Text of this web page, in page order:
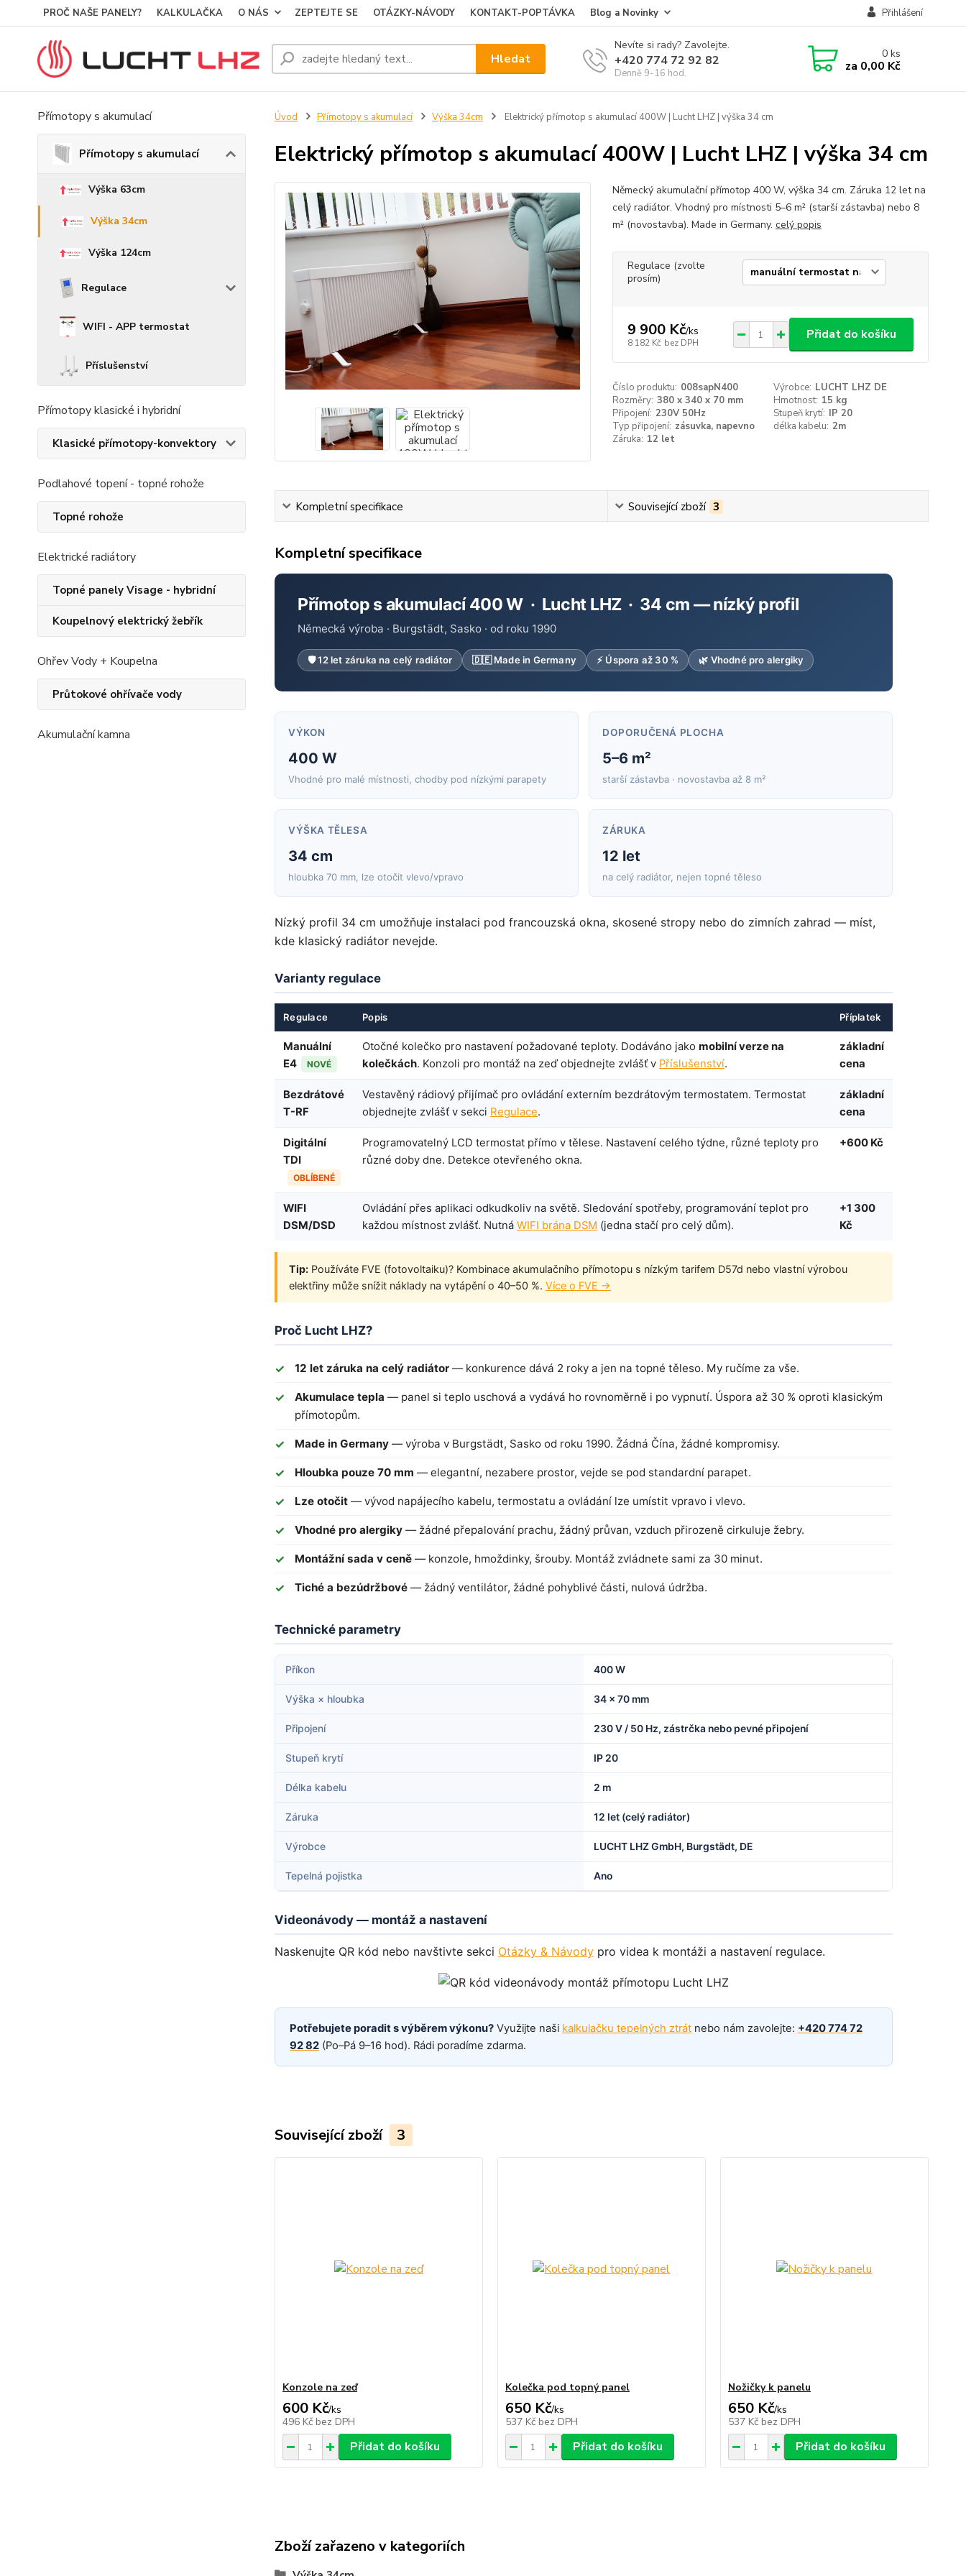
PROČ NAŠE PANELY? KALKULAČKA O NÁS ZEPTEJTE SE OTÁZKY-NÁVODY KONTAKT-POPTÁVKA Blog a Novinky Přihlášení
Hledat
Nevíte si rady? Zavolejte.
+420 774 72 92 82
Denně 9-16 hod.
0ks
za 0,00 Kč
Přímotopy s akumulací
Přímotopy s akumulací
Výška 63cm
Výška 34cm
Výška 124cm
Regulace
WIFI - APP termostat
Příslušenství
Přímotopy klasické i hybridní
Klasické přímotopy-konvektory
Podlahové topení - topné rohože
Topné rohože
Elektrické radiátory
Topné panely Visage - hybridní
Koupelnový elektrický žebřík
Ohřev Vody + Koupelna
Průtokové ohřívače vody
Akumulační kamna
Úvod Přímotopy s akumulací Výška 34cm Elektrický přímotop s akumulací 400W | Lucht LHZ | výška 34 cm
Elektrický přímotop s akumulací 400W | Lucht LHZ | výška 34 cm
Německý akumulační přímotop 400 W, výška 34 cm. Záruka 12 let na
celý radiátor. Vhodný pro místnosti 5–6 m² (starší zástavba) nebo 8
m² (novostavba). Made in Germany. celý popis
Regulace (zvolte
prosím)
9 900 Kč/ks
8 182 Kč bez DPH
Přidat do košíku
Číslo produktu: 008sapN400 Výrobce: LUCHT LHZ DE
Rozměry: 380 x 340 x 70 mm Hmotnost: 15 kg
Připojení: 230V 50Hz Stupeň krytí: IP 20
Typ připojení: zásuvka, napevno délka kabelu: 2m
Záruka: 12 let
Kompletní specifikace Související zboží 3
Kompletní specifikace
Přímotop s akumulací 400 W · Lucht LHZ · 34 cm — nízký profil
Německá výroba · Burgstädt, Sasko · od roku 1990
🛡 12 let záruka na celý radiátor 🇩🇪 Made in Germany ⚡ Úspora až 30 % 🌿 Vhodné pro alergiky
VÝKON
400 W
Vhodné pro malé místnosti, chodby pod nízkými parapety
DOPORUČENÁ PLOCHA
5–6 m²
starší zástavba · novostavba až 8 m²
VÝŠKA TĚLESA
34 cm
hloubka 70 mm, lze otočit vlevo/vpravo
ZÁRUKA
12 let
na celý radiátor, nejen topné těleso
Nízký profil 34 cm umožňuje instalaci pod francouzská okna, skosené stropy nebo do zimních zahrad — míst,
kde klasický radiátor nevejde.
Varianty regulace
Regulace Popis Příplatek
Manuální
E4
NOVÉ
Otočné kolečko pro nastavení požadované teploty. Dodáváno jako mobilní verze na
kolečkách. Konzoli pro montáž na zeď objednejte zvlášť v Příslušenství.
základní
cena
Bezdrátové
T-RF
Vestavěný rádiový přijímač pro ovládání externím bezdrátovým termostatem. Termostat
objednejte zvlášť v sekci Regulace.
základní
cena
Digitální
TDI
OBLÍBENÉ
Programovatelný LCD termostat přímo v tělese. Nastavení celého týdne, různé teploty pro
různé doby dne. Detekce otevřeného okna.
+600 Kč
WIFI
DSM/DSD
Ovládání přes aplikaci odkudkoliv na světě. Sledování spotřeby, programování teplot pro
každou místnost zvlášť. Nutná WIFI brána DSM (jedna stačí pro celý dům).
+1 300
Kč
Tip:Používáte FVE (fotovoltaiku)? Kombinace akumulačního přímotopu s nízkým tarifem D57d nebo vlastní výrobou
elektřiny může snížit náklady na vytápění o 40–50 %. Více o FVE →
Proč Lucht LHZ?
12 let záruka na celý radiátor— konkurence dává 2 roky a jen na topné těleso. My ručíme za vše.
Akumulace tepla — panel si teplo uschová a vydává ho rovnoměrně i po vypnutí. Úspora až 30 % oproti klasickým
přímotopům.
Made in Germany— výroba v Burgstädt, Sasko od roku 1990. Žádná Čína, žádné kompromisy.
Hloubka pouze 70 mm — elegantní, nezabere prostor, vejde se pod standardní parapet.
Lze otočit— vývod napájecího kabelu, termostatu a ovládání lze umístit vpravo i vlevo.
Vhodné pro alergiky— žádné přepalování prachu, žádný průvan, vzduch přirozeně cirkuluje žebry.
Montážní sada v ceně— konzole, hmoždinky, šrouby. Montáž zvládnete sami za 30 minut.
Tiché a bezúdržbové— žádný ventilátor, žádné pohyblivé části, nulová údržba.
Technické parametry
Příkon 400 W
Výška × hloubka 34 × 70 mm
Připojení 230 V / 50 Hz, zástrčka nebo pevné připojení
Stupeň krytí IP 20
Délka kabelu 2 m
Záruka 12 let (celý radiátor)
Výrobce LUCHT LHZ GmbH, Burgstädt, DE
Tepelná pojistka Ano
Videonávody — montáž a nastavení
Naskenujte QR kód nebo navštivte sekci Otázky & Návodypro videa k montáži a nastavení regulace.
Potřebujete poradit s výběrem výkonu?Využijte naši kalkulačku tepelných ztrátnebo nám zavolejte: +420 774 72
92 82(Po–Pá 9–16 hod). Rádi poradíme zdarma.
Související zboží 3
Konzole na zeď
600 Kč/ks
496 Kč bez DPH
Přidat do košíku
Kolečka pod topný panel
650 Kč/ks
537 Kč bez DPH
Přidat do košíku
Nožičky k panelu
650 Kč/ks
537 Kč bez DPH
Přidat do košíku
Zboží zařazeno v kategoriích